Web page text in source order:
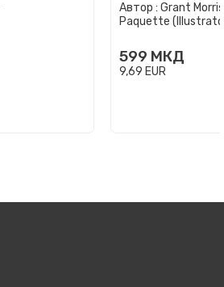
Автор : Grant
Paquette
599 МКД
9,69 EUR